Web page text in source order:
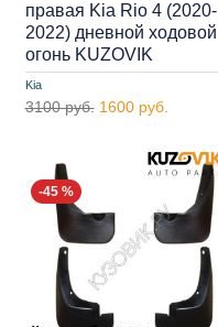
Kia
правая Kia Rio 4 (2020-
2022) дневной ходовой
огонь KUZOVIK
3100 руб. 1600 руб.
-45 %